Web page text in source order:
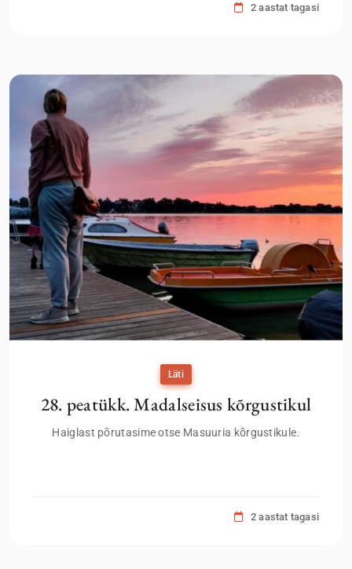
2 aastat tagasi
Läti
28. peatükk. Madalseisus kõrgustikul
Haiglast põrutasime otse Masuuria kõrgustikule.
2 aastat tagasi